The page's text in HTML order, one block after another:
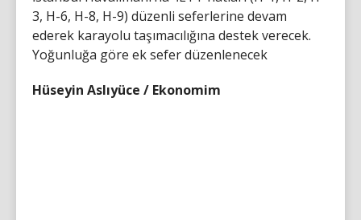
3, H-6, H-8, H-9) düzenli seferlerine devam
ederek karayolu taşımacılığına destek verecek.
Yoğunluğa göre ek sefer düzenlenecek
Hüseyin Aslıyüce / Ekonomim